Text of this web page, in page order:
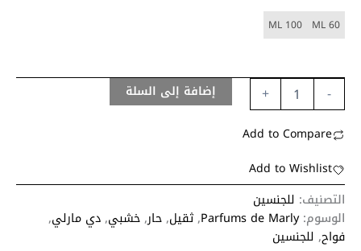
60 ML
100 ML
-
+
إضافة إلى السلة
Add to Compare
Add to Wishlist
التصنيف: للجنسين
الوسوم:Parfums de Marly
,ثقيل,حار,خشبي,دي مارلي,
فواح, للجنسين